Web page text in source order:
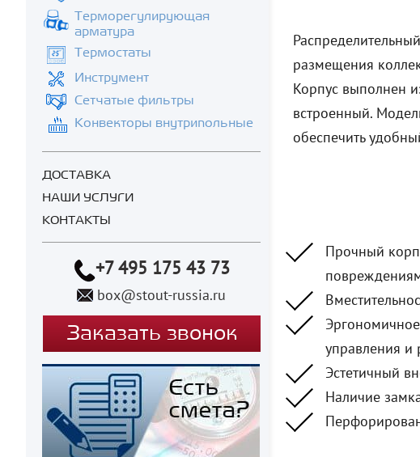
Терморегулирующая
арматура
Термостаты
Инструмент
Сетчатые фильтры
Конвекторы внутрипольные
ДОСТАВКА
НАШИ УСЛУГИ
КОНТАКТЫ
+7 495 175 43 73
box@stout-russia.ru
Заказать звонок
размещения
Корпус выполнен
встроенный.
обеспечить
Прочный
управления и
Эстетичный
Наличие